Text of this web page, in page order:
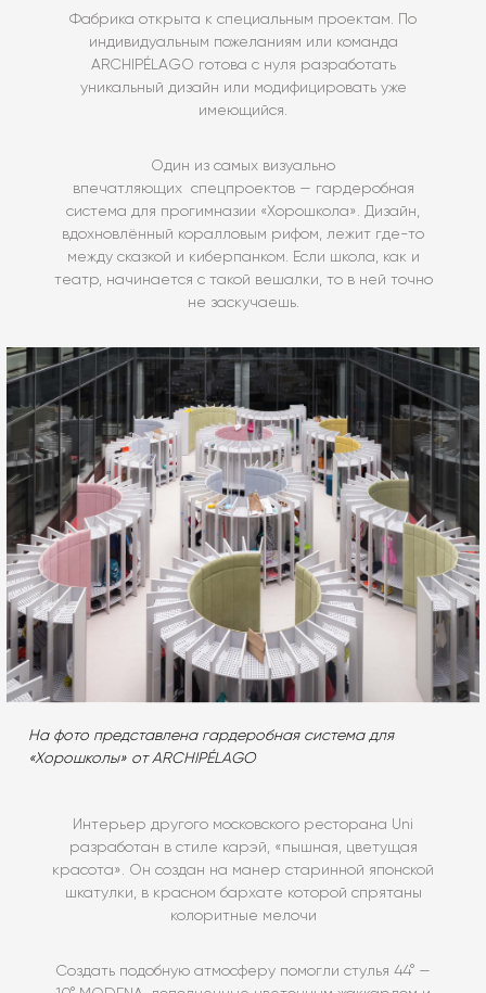
Фабрика открыта к специальным проектам. По
индивидуальным пожеланиям или команда
ARCHIPÉLAGO готова с нуля разработать
уникальный дизайн или модифицировать уже
имеющийся.
Один из самых визуально
впечатляющих спецпроектов — гардеробная
система для прогимназии «Хорошкола». Дизайн,
вдохновлённый коралловым рифом, лежит где-то
между сказкой и киберпанком. Если школа, как и
театр, начинается с такой вешалки, то в ней точно
не заскучаешь.
На фото представлена гардеробная система для
«Хорошколы» от ARCHIPÉLAGO
Интерьер другого московского ресторана Uni
разработан в стиле карэй, «пышная, цветущая
красота». Он создан на манер старинной японской
шкатулки, в красном бархате которой спрятаны
колоритные мелочи
Создать подобную атмосферу помогли стулья 44° —